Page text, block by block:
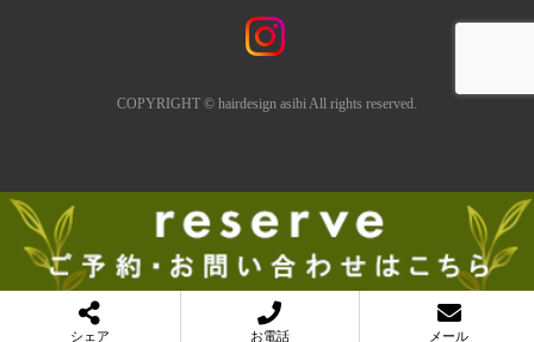
COPYRIGHT © hairdesign asibi All rights reserved.
シェア お電話 メール